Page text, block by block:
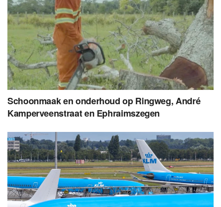
Schoonmaak en onderhoud op Ringweg, André
Kamperveenstraat en Ephraimszegen